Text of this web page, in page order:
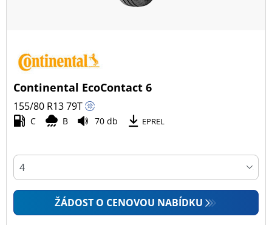
Typ vozidla
Všechny typy (18)
Osobní vůz (17)
4x4 (0)
Zemědělská technika (0)
Continental EcoContact 6
155/80 R1379T
C B 70 db EPREL
ŽÁDOST O CENOVOU NABÍDKU